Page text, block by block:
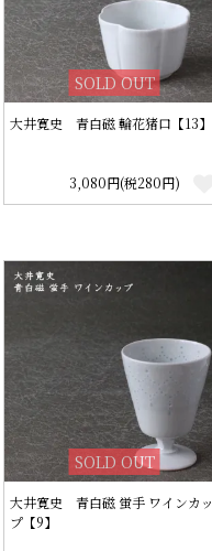
SOLD OUT
大井寛史 青白磁 輪花猪口【13】
3,080円(税280円)
SOLD OUT
大井寛史 青白磁 蛍手 ワインカッ
プ【9】